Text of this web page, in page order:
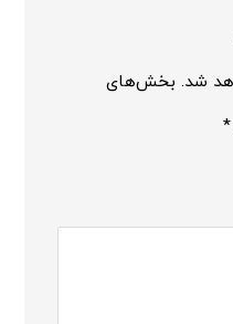
شد. بخش‌های
*